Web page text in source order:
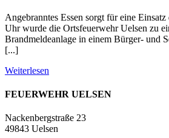
Angebranntes Essen sorgt für eine
Uhr wurde die Ortsfeuerwehr Uelsen zu
Brandmeldeanlage in einem Bürger- und
[...]
Weiterlesen
FEUERWEHR UELSEN
Nackenbergstraße 23
49843 Uelsen